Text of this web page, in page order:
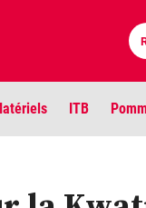
ITB